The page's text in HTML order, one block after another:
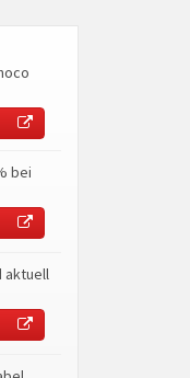
bei
aktuell